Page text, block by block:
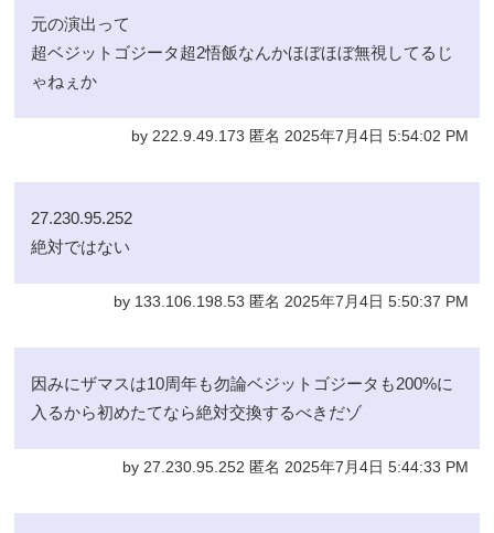
元の演出って
超ベジットゴジータ超2悟飯なんかほぼほぼ無視してるじ
ゃねぇか
by 222.9.49.173 匿名 2025年7月4日 5:54:02 PM
27.230.95.252
絶対ではない
by 133.106.198.53 匿名 2025年7月4日 5:50:37 PM
因みにザマスは10周年も勿論ベジットゴジータも200%に
入るから初めたてなら絶対交換するべきだゾ
by 27.230.95.252 匿名 2025年7月4日 5:44:33 PM